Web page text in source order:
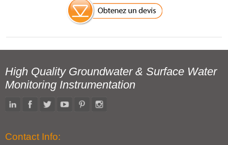
High Quality Groundwater & Surface Water
Monitoring Instrumentation
Contact Info: